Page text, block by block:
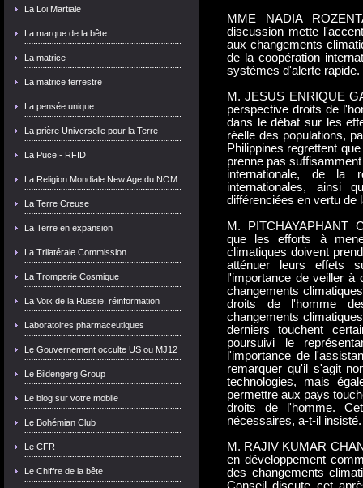
La Loi Martiale
La marque de la bête
La matrice
La matrice terrestre
La pensée unique
La prière Universelle pour la Terre
La Puce - RFID
La Religion Mondiale New Age du NOM
La Terre Creuse
La Terre en expansion
La Trilatérale Commission
La Tromperie Cosmique
La Voix de la Russie, réinformation
Laboratoires pharmaceutiques
Le Gouvernement occulte US ou MJ12
Le Bildengerg Group
Le blog sur votre mobile
Le Bohémian Club
Le CFR
Le Chiffre de la bête
MME NADIA
discussion mette
aux changements
de la coopération
systèmes d'alerte rapide.
M. JESUS ENRIQUE
perspective droits de
dans le débat sur les
réelle des populations,
Philippines regrettent
prenne pas
internationale, de la
internationales, ainsi
différenciées en vertu de
M. PITCHAYAPHANT
que les efforts à
climatiques doivent
atténuer leurs effets
l'importance de veiller à
changements
droits de l'homme
changements
derniers touchent
poursuivi le
l'importance de
remarquer qu'il s'agit
technologies, mais
permettre aux pays
droits de l'homme.
nécessaires, a-t-il insisté.
M. RAJIV KUMAR
en développement
des changements